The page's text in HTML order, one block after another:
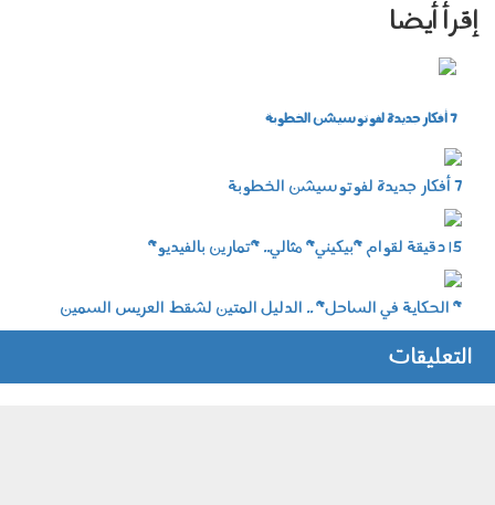
إقرأ أيضا
7 أفكار جديدة لفوتوسيشن الخطوبة
valentines-day-styled-
engagement012.jpg
7 أفكار جديدة لفوتوسيشن الخطوبة
15-minute-intense-sexy-bikini-
ab2.jpg
15 دقيقة لقوام "بيكيني" مثالي.. "تمارين بالفيديو"
" الحكاية في الساحل" .. الدليل المتين لشقط العريس السمين
التعليقات